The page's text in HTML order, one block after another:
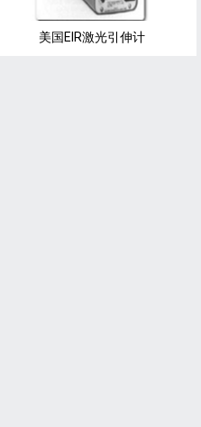
美国EIR激光引伸计